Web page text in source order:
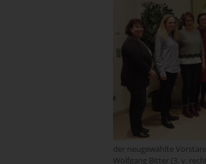
der neugewählte
Wolfgang Bitter (3. v.